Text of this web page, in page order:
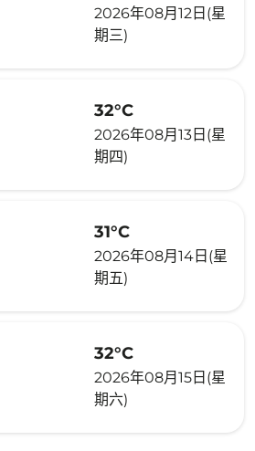
2026年08月12日(星
期三)
32°C
2026年08月13日(星
期四)
31°C
2026年08月14日(星
期五)
32°C
2026年08月15日(星
期六)